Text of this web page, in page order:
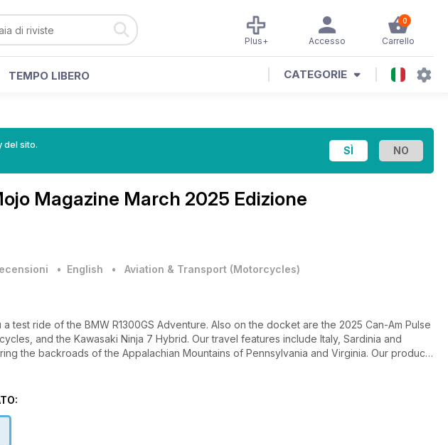
0
Carrello
Accesso
Plus+
TEMPO LIBERO CATEGORIE
del sito.
Magazine March 2025 Edizione
• English • Aviation & Transport (Motorcycles)
test ride of the BMW R1300GS Adventure. Also on the docket are the 2025 Can-Am Pulse
and the Kawasaki Ninja 7 Hybrid. Our travel features include Italy, Sardinia and
the backroads of the Appalachian Mountains of Pennsylvania and Virginia. Our product
Packtalk Neo, Edge and Pro communicators. We also bring you a review of the Chigee